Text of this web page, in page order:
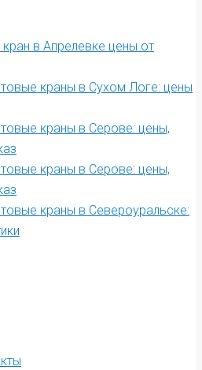
в Апрелевке цены от
краны в Сухом Логе: цены
краны в Серове: цены,
краны в Серове: цены,
краны в Североуральске: